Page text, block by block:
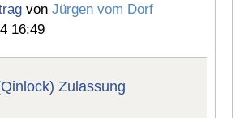
vonJürgen vom Dorf
16:49
Zulassung